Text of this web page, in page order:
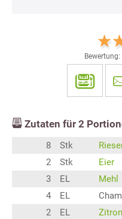
Zutaten für 2
8 Stk
2
Stk
Eier
3
EL
Mehl
4
EL
2
EL